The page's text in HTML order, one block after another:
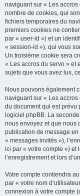
naviguant sur « Les
nombre de cookies, qui
fichiers temporaires du
premiers cookies ne
par « user-id ») et un
« session-id »), qui vous
Un troisième cookie sera
« Les accros du servo » et
sujets que vous avez lus,
Nous pouvons également
naviguant sur « Les
du document qui est prévu
logiciel phpBB. La
nous envoyez et que nous
publication de message
« messages invités »),
ici par « votre compte ») et
l’enregistrement et lors
Votre compte contiendra
par « votre nom
connexion à votre compte